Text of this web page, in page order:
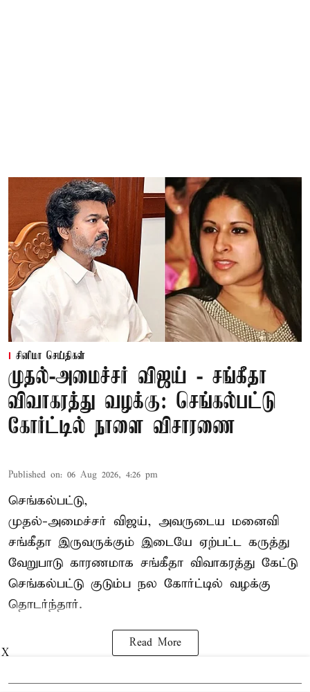
சினிமா செய்திகள்
முதல்-அமைச்சர் விஜய் - சங்கீதா
விவாகரத்து வழக்கு: செங்கல்பட்டு
கோர்ட்டில் நாளை விசாரணை
Published on: 06 Aug 2026, 4:26 pm
செங்கல்பட்டு,
முதல்-அமைச்சர் விஜய், அவருடைய மனைவி
சங்கீதா இருவருக்கும் இடையே ஏற்பட்ட கருத்து
வேறுபாடு காரணமாக சங்கீதா விவாகரத்து கேட்டு
செங்கல்பட்டு குடும்ப நல கோர்ட்டில் வழக்கு
தொடர்ந்தார்.
Read More
X